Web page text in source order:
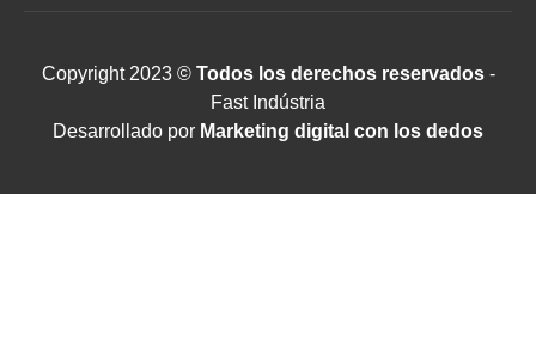
Copyright 2023 © Todos los derechos reservados-
Fast Indústria
Desarrollado por Marketing digital con los dedos